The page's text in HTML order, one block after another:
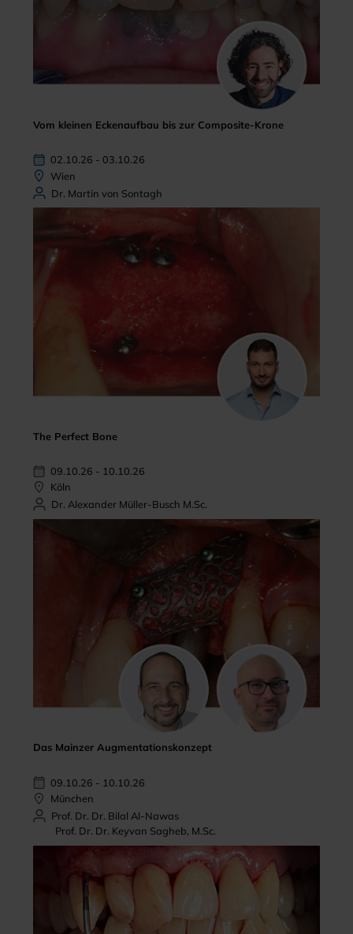
Vom kleinen Eckenaufbau bis zur Composite-Krone
02.10.26 - 03.10.26
Wien
Dr. Martin von Sontagh
The Perfect Bone
09.10.26 - 10.10.26
Köln
Dr. Alexander Müller-Busch M.Sc.
Das Mainzer Augmentationskonzept
09.10.26 - 10.10.26
München
Prof. Dr. Dr. Bilal Al-Nawas
Prof. Dr. Dr. Keyvan Sagheb, M.Sc.